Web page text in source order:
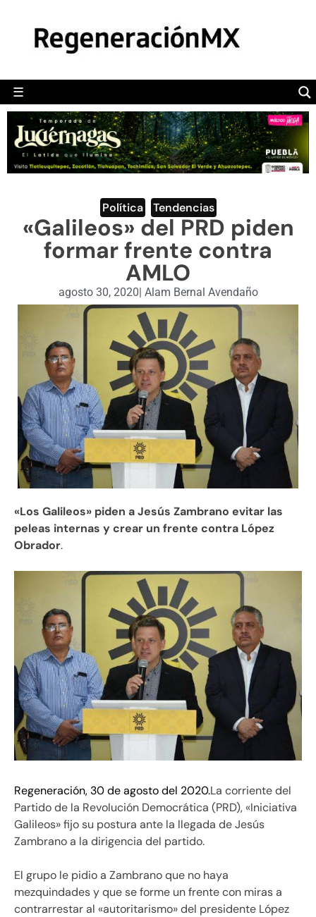
☰
POLÍTICA
CAMALEÓN
OPINIÓN
DEPORTES
ENGLISH SECTION
VIDEOS
Política Tendencias
«Galileos» del PRD piden
formar frente contra
AMLO
agosto 30, 2020| Alam Bernal Avendaño
«Los Galileos» piden a Jesús Zambrano evitar las
peleas internas y crear un frente contra López
Obrador.
Regeneración, 30 de agosto del 2020.La corriente del
Partido de la Revolución Democrática (PRD), «Iniciativa
Galileos» fijo su postura ante la llegada de Jesús
Zambrano a la dirigencia del partido.
El grupo le pidio a Zambrano que no haya
mezquindades y que se forme un frente con miras a
contrarrestar al «autoritarismo» del presidente López